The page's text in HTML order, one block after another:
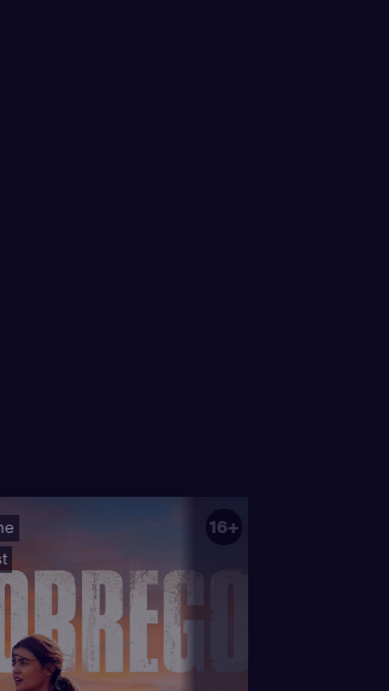
16+